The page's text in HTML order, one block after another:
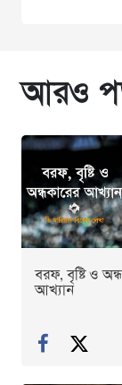
আরও
বরফ, বৃষ্টি ও
আখ্যান